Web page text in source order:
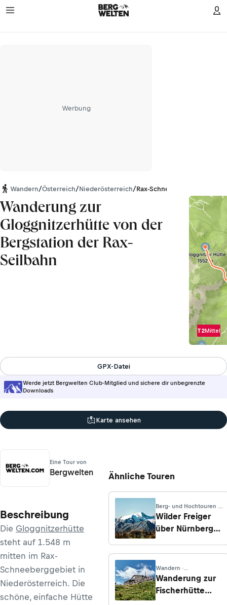
Werbung
Wandern/Österreich/Niederösterreich/Rax-Schneeberg-Gruppe
Wanderung zur
Gloggnitzerhütte von der
Bergstation der Rax-
Seilbahn
T2Mittel
Werde jetzt Bergwelten Club-Mitglied und sichere dir unbegrenzte
Downloads
GPX-Datei
Karte ansehen
Eine Tour von
Bergwelten
Beschreibung
Die Gloggnitzerhütte
steht auf 1.548 m
mitten im Rax-
Schneeberggebiet in
Niederösterreich. Die
schöne, einfache Hütte
Ähnliche Touren
Berg- und Hochtouren ·
Tirol
Wilder Freiger
über Nürnberger
Wandern ·
Niederösterreich
Wanderung zur
Fischerhütte